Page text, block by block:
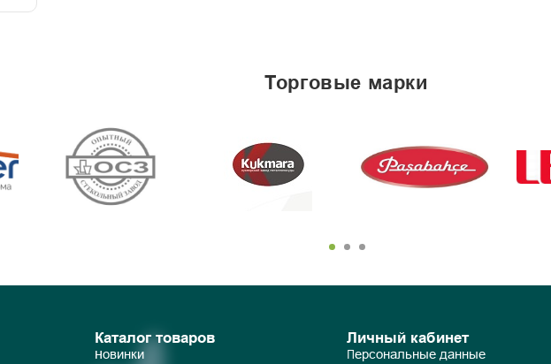
торговые марки
Каталог товаров
Новинки
Личный кабинет
Персональные данные